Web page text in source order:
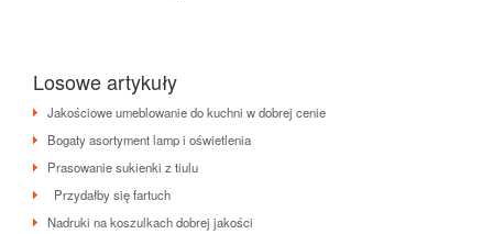
Losowe artykuły
Jakościowe umeblowanie do kuchni w dobrej cenie
Bogaty asortyment lamp i oświetlenia
Prasowanie sukienki z tiulu
Przydałby się fartuch
Nadruki na koszulkach dobrej jakości